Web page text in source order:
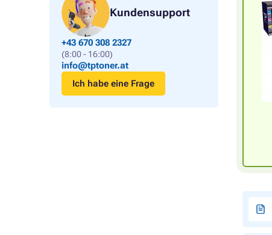
Kundensupport
+43 670 308 2327
(8:00 - 16:00)
info@tptoner.at
Ich habe eine Frage